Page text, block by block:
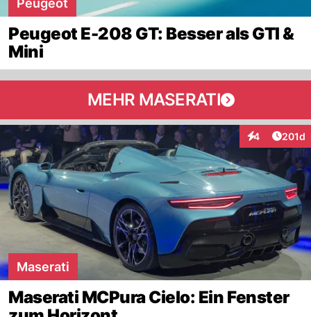
Peugeot E-208 GT: Besser als GTI &
Mini
MEHR MASERATI
4
Interaktionen
201d
Maserati
Maserati MCPura Cielo: Ein Fenster